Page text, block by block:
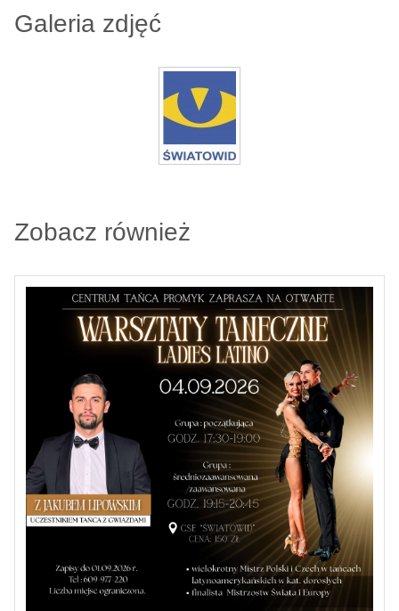
Galeria zdjęć
Zobacz również